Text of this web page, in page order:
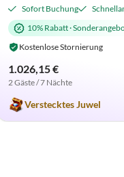
Sofort Buchung
10% Rabatt·
Kostenlose Stornierung
1.026,15 €
2 Gäste / 7 Nächte
Verstecktes Juwel